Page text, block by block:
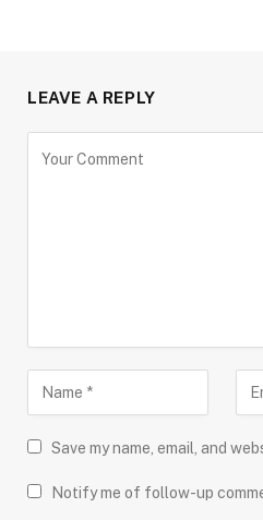
LEAVE A REPLY
Save my name, email, and
Notify me of follow-up